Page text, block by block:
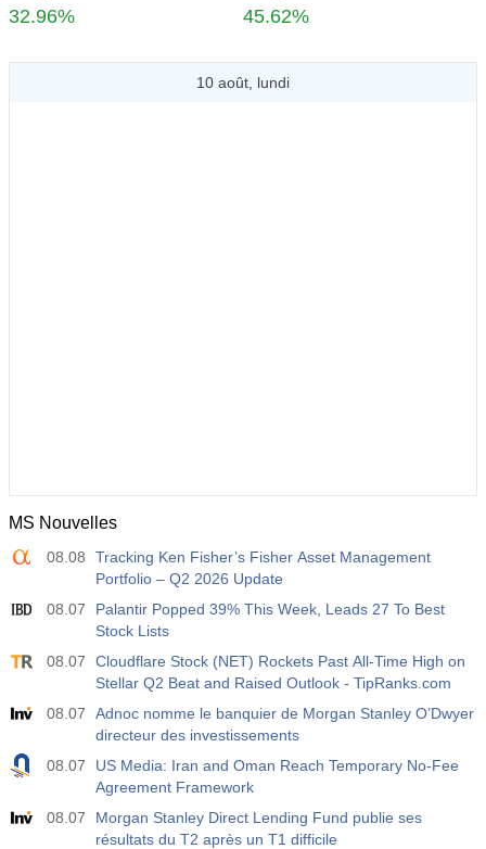
32.96% 45.62%
10 août, lundi
MS Nouvelles
08.08
Tracking Ken Fisher’s Fisher Asset Management
Portfolio – Q2 2026 Update
08.07
Palantir Popped 39% This Week, Leads 27 To Best
Stock Lists
08.07
Cloudflare Stock (NET) Rockets Past All-Time High on
Stellar Q2 Beat and Raised Outlook - TipRanks.com
08.07
Adnoc nomme le banquier de Morgan Stanley O’Dwyer
directeur des investissements
08.07
US Media: Iran and Oman Reach Temporary No-Fee
Agreement Framework
08.07
Morgan Stanley Direct Lending Fund publie ses
résultats du T2 après un T1 difficile